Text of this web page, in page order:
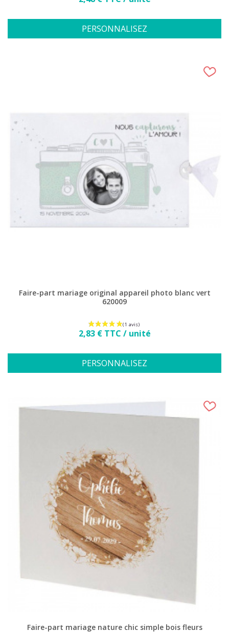
PERSONNALISEZ
Faire-part mariage original appareil photo blanc vert
620009
Prix
2,83 € TTC / unité
PERSONNALISEZ
Faire-part mariage nature chic simple bois fleurs